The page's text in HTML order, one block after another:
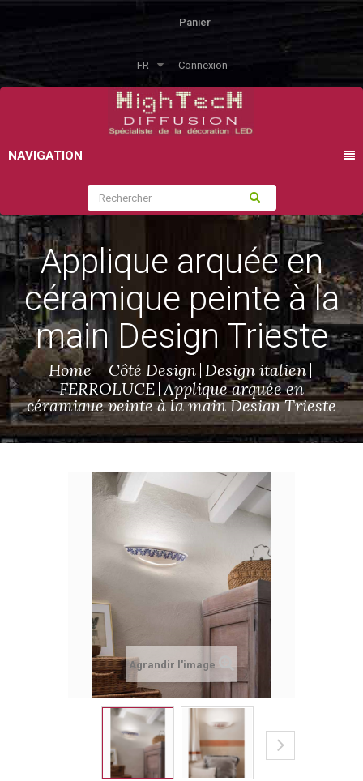
Panier
FR Connexion
NAVIGATION
Applique arquée en
céramique peinte à la
main Design Trieste
Home Côté Design Design italien
FERROLUCE Applique arquée en
céramique peinte à la main Design Trieste
Agrandir l'image